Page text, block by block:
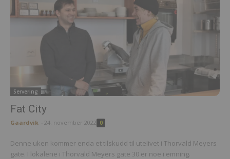
Servering
Fat City
Gaardvik 24. november 2022 0
Denne uken kommer enda et tilskudd til utelivet i Thorvald Meyers
gate. I lokalene i Thorvald Meyers gate 30 er noe i emning.